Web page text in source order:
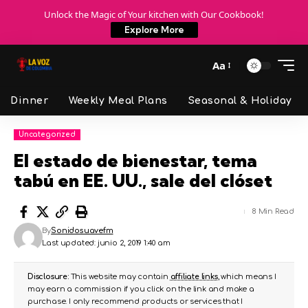
Unlock the Magic of Your kitchen with Our Cookbook!
Explore More
Aa
Dinner Weekly Meal Plans Seasonal & Holiday
Uncategorized
El estado de bienestar, tema
tabú en EE. UU., sale del clóset
Last updated: junio 2, 2019 1:40 am
BySonidosuavefm
8 Min Read
Disclosure:This website may contain affiliate links, which means I
may earn a commission if you click on the link and make a
purchase. I only recommend products or services that I